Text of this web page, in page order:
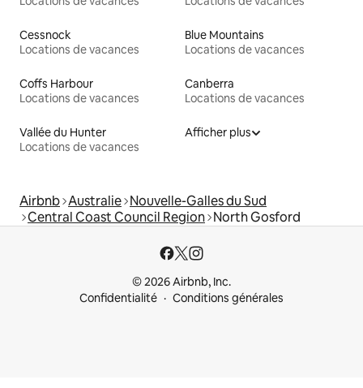
Cessnock
Locations de vacances
Blue Mountains
Locations de vacances
Coffs Harbour
Locations de vacances
Canberra
Locations de vacances
Vallée du Hunter
Locations de vacances
Afficher plus
Airbnb Australie Nouvelle-Galles du Sud
Central Coast Council Region North Gosford
© 2026 Airbnb, Inc.
Confidentialité
Conditions générales